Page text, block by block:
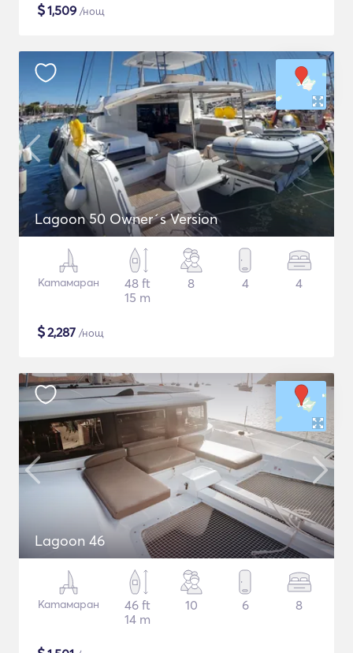
$1,509 /нощ
Lagoon 50 Owner´s Version
Катамаран
48 ft
15 m
8 4 4
$2,287 /нощ
Lagoon 46
Катамаран
46 ft
14 m
10 6 8